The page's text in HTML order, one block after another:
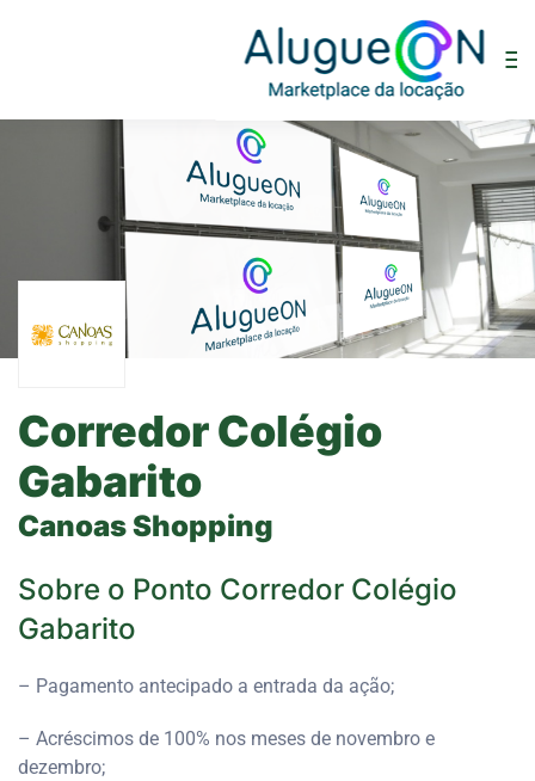
Corredor Colégio
Gabarito
Canoas Shopping
Sobre o Ponto Corredor Colégio
Gabarito
– Pagamento antecipado a entrada da ação;
– Acréscimos de 100% nos meses de novembro e
dezembro;